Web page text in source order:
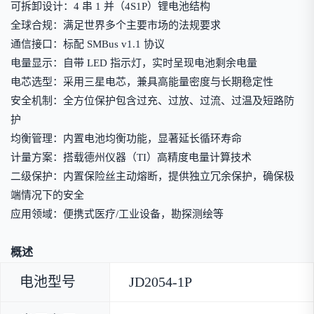
可拆卸设计：4 串 1 并（4S1P）锂电池结构
全球合规：满足世界多个主要市场的法规要求
通信接口：标配 SMBus v1.1 协议
电量显示：自带 LED 指示灯，实时呈现电池剩余电量
电芯选型：采用三星电芯，兼具高能量密度与长期稳定性
安全机制：全方位保护包含过充、过放、过流、过温及短路防
护
均衡管理：内置电池均衡功能，显著延长循环寿命
计量方案：搭载德州仪器（TI）高精度电量计算技术
二级保护：内置保险丝主动熔断，提供独立冗余保护，确保极
端情况下的安全
应用领域：便携式医疗/工业设备，勘探测绘等
概述
电池型号 JD2054-1P